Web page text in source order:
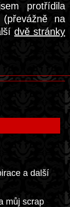
protřídila
na
dvě stránky
a další
můj scrap